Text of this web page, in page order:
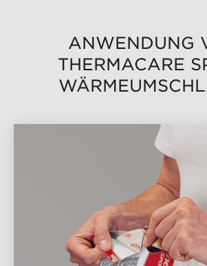
ANWENDUNG
THERMACARE